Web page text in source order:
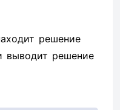
решение
выводит решение